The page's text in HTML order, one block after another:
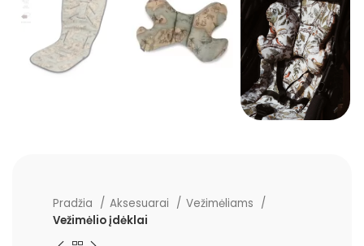
Pradžia Aksesuarai
Vežimėliams
Vežimėlio įdėklai